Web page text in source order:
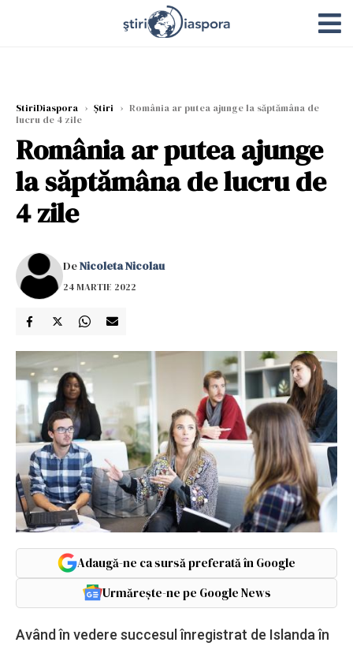
StiriDiaspora › Știri › România ar putea ajunge la săptămâna de
lucru de 4 zile
România ar putea ajunge
la săptămâna de lucru de
4 zile
DeNicoleta Nicolau
24 MARTIE 2022
Adaugă-ne ca sursă preferată în Google
Urmărește-ne pe Google News
Având în vedere succesul înregistrat de Islanda în